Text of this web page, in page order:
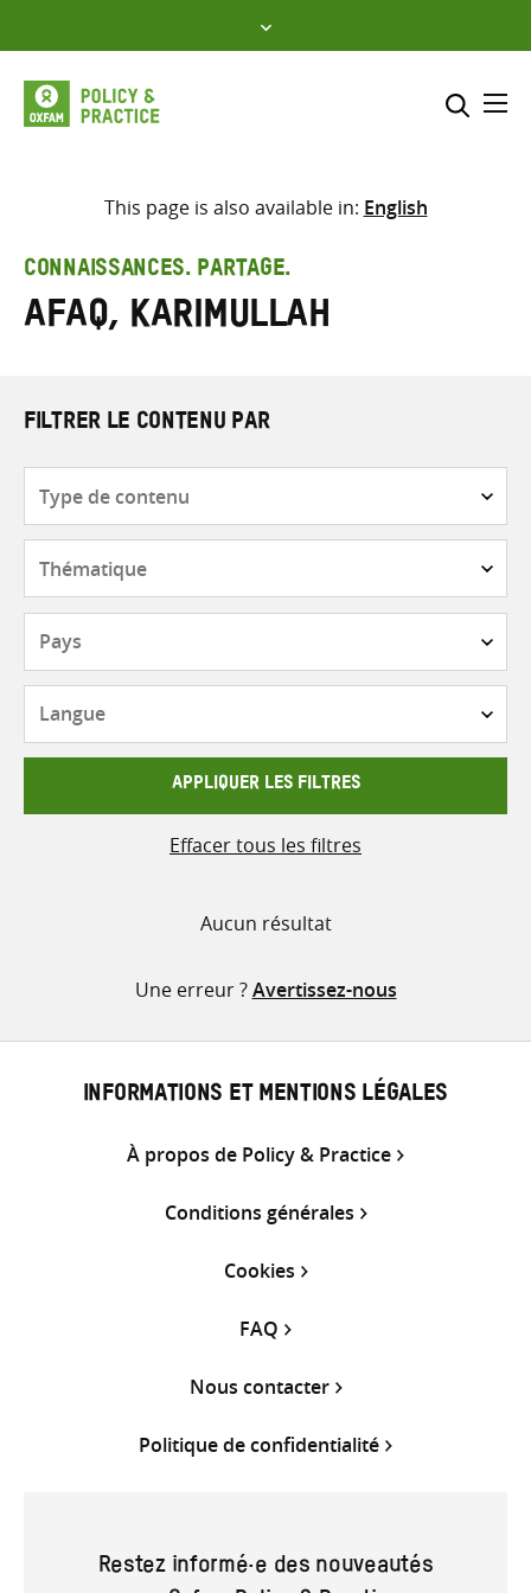
to
content
Sélectionner l’emplacement
Saisir
les
termes
This page is also available in: English
CONNAISSANCES. PARTAGE.
Afaq, Karimullah
FILTRER LE CONTENU PAR
contenu
APPLIQUER LES FILTRES
Effacer tous les filtres
Aucun résultat
Une erreur ?Avertissez-nous
INFORMATIONS ET MENTIONS LÉGALES
À propos de Policy & Practice
Conditions générales
Cookies
FAQ
Nous contacter
Politique de confidentialité
Restez informé·e des nouveautés